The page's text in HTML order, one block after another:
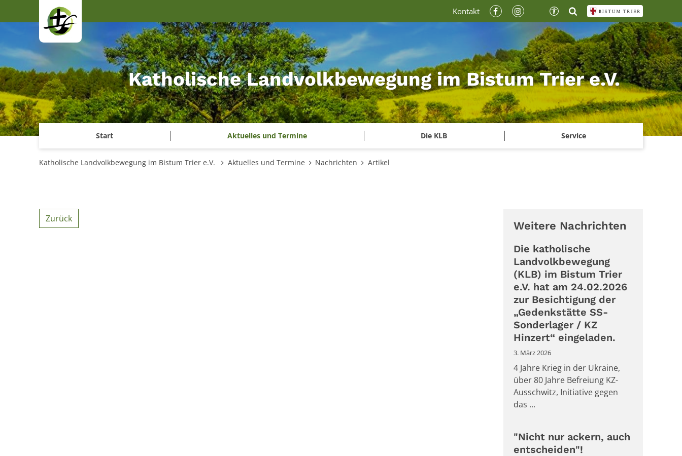
Zum Inhalt springen
Katholische Landvolkbewegung im Bistum Trier e.V.
Start Aktuelles und Termine Die KLB Service
Kontakt
Katholische Landvolkbewegung im Bistum Trier e.V. Aktuelles und Termine Nachrichten Artikel
Zurück
Weitere Nachrichten
Die katholische
Landvolkbewegung
(KLB) im Bistum Trier
e.V. hat am 24.02.2026
zur Besichtigung der
„Gedenkstätte SS-
Sonderlager / KZ
Hinzert“ eingeladen.
3. März 2026
4 Jahre Krieg in der Ukraine,
über 80 Jahre Befreiung KZ-
Ausschwitz, Initiative gegen
das ...
"Nicht nur ackern, auch
entscheiden"!